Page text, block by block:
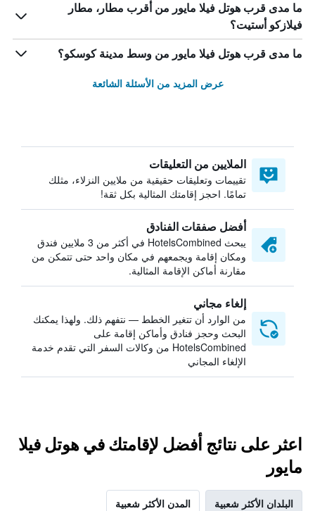
ما مدى قرب هوتل فيلا مايور من أقرب مطار، مطار
فيلازكو أستيت؟
ما مدى قرب هوتل فيلا مايور من وسط مدينة كوسكو؟
عرض المزيد من الأسئلة الشائعة
الملايين من التعليقات
تقييمات وتعليقات حقيقية من ملايين النزلاء، مثلك
تمامًا. احجز إقامتك المثالية بكل ثقة!
أفضل صفقات الفنادق
يبحث HotelsCombined في أكثر من 3 ملايين فندق
ومكان إقامة ويجمعهم في مكان واحد حتى تتمكن من
مقارنة أماكن الإقامة المثالية.
إلغاء مجاني
من الوارد أن تتغير الخطط — نتفهم ذلك. ولهذا يمكنك
البحث وحجز فنادق وأماكن إقامة على
HotelsCombined من وكالات السفر التي تقدم خدمة
الإلغاء المجاني
اعثر على نتائج أفضل لإقامتك في هوتل فيلا
مايور
البلدان الأكثر شعبية المدن الأكثر شعبية